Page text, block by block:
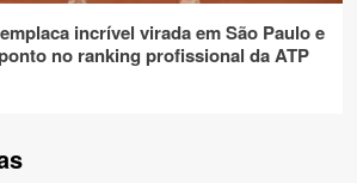
incrível virada em São Paulo e
no ranking profissional da ATP